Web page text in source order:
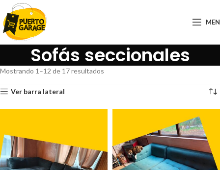
Sofás seccionales
Mostrando 1–12 de 17 resultados
Ver barra lateral